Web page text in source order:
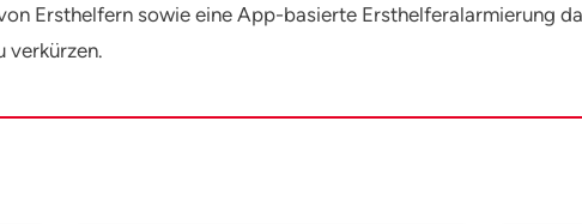
Ersthelfern sowie eine App-basierte Ersthelferalarmierung
verkürzen.